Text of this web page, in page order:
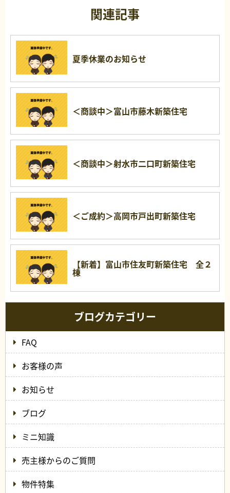
関連記事
夏季休業のお知らせ
＜商談中＞富山市藤木新築住宅
＜商談中＞射水市二口町新築住宅
＜ご成約＞高岡市戸出町新築住宅
【新着】富山市住友町新築住宅 全２
棟
ブログカテゴリー
FAQ
お客様の声
お知らせ
ブログ
ミニ知識
売主様からのご質問
物件特集